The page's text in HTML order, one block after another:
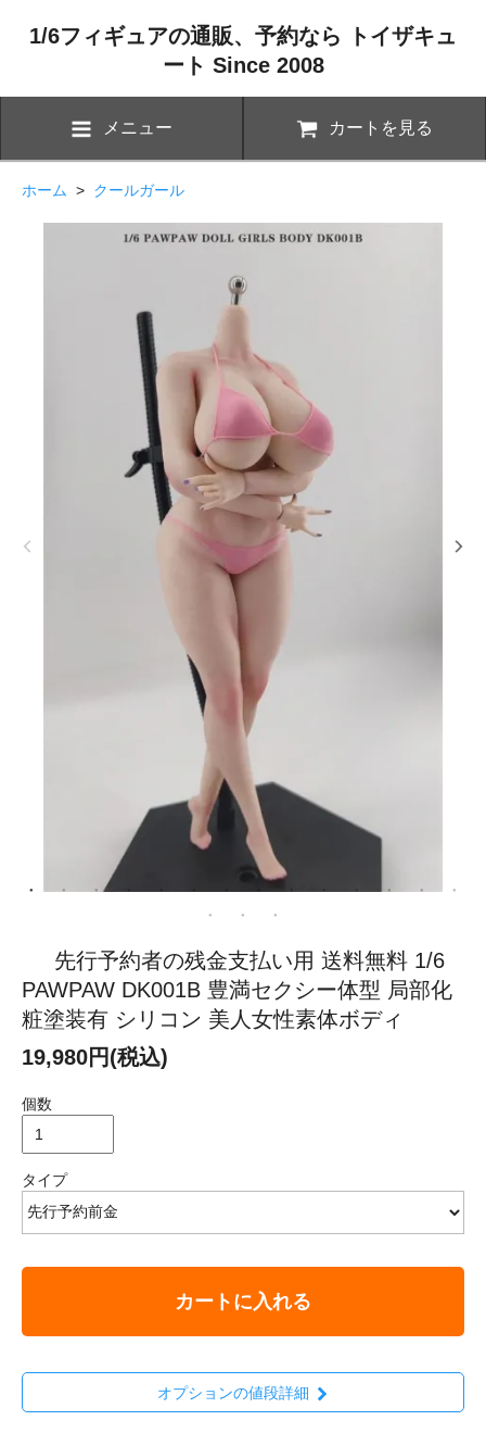
1/6フィギュアの通販、予約なら トイザキュ
ート Since 2008
メニュー カートを見る
ホーム > クールガール
先行予約者の残金支払い用 送料無料 1/6
PAWPAW DK001B 豊満セクシー体型 局部化
粧塗装有 シリコン 美人女性素体ボディ
19,980円(税込)
個数
タイプ
カートに入れる
オプションの値段詳細